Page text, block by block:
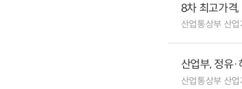
8차 최고가격
산업통상부 산
산업부, 정유
산업통상부 산